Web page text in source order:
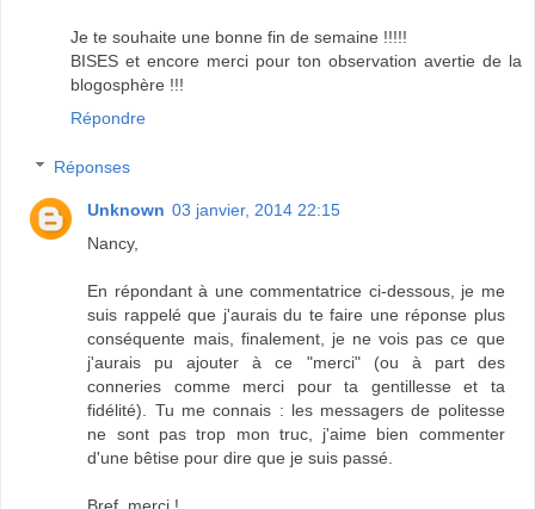
Je te souhaite une bonne fin de semaine !!!!!
BISES et encore merci pour ton observation avertie de la
blogosphère !!!
Répondre
Réponses
Unknown 03 janvier, 2014 22:15
Nancy,
En répondant à une commentatrice ci-dessous, je me
suis rappelé que j'aurais du te faire une réponse plus
conséquente mais, finalement, je ne vois pas ce que
j'aurais pu ajouter à ce "merci" (ou à part des
conneries comme merci pour ta gentillesse et ta
fidélité). Tu me connais : les messagers de politesse
ne sont pas trop mon truc, j'aime bien commenter
d'une bêtise pour dire que je suis passé.